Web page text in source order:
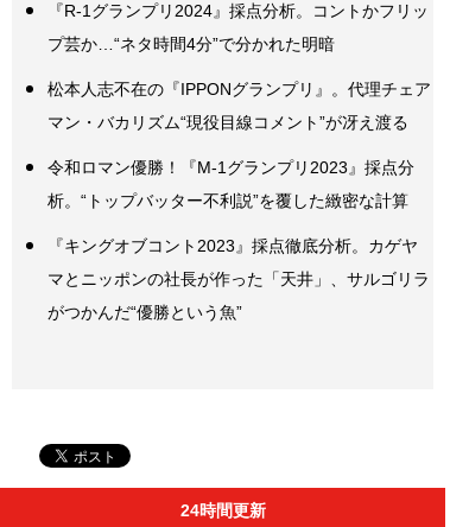
『R-1グランプリ2024』採点分析。コントかフリッ
プ芸か…“ネタ時間4分”で分かれた明暗
松本人志不在の『IPPONグランプリ』。代理チェア
マン・バカリズム“現役目線コメント”が冴え渡る
令和ロマン優勝！『M-1グランプリ2023』採点分
析。“トップバッター不利説”を覆した緻密な計算
『キングオブコント2023』採点徹底分析。カゲヤ
マとニッポンの社長が作った「天井」、サルゴリラ
がつかんだ“優勝という魚”
24時間更新